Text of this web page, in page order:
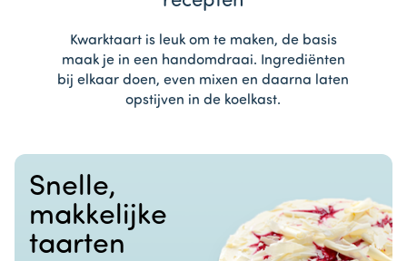
Kwarktaart is leuk om te maken, de basis
maak je in een handomdraai. Ingrediënten
bij elkaar doen, even mixen en daarna laten
opstijven in de koelkast.
Snelle,
makkelijke
taarten